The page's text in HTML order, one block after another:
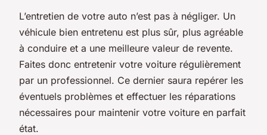
L’entretien de votre auto n’est pas à négliger. Un
véhicule bien entretenu est plus sûr, plus agréable
à conduire et a une meilleure valeur de revente.
Faites donc entretenir votre voiture régulièrement
par un professionnel. Ce dernier saura repérer les
éventuels problèmes et effectuer les réparations
nécessaires pour maintenir votre voiture en parfait
état.